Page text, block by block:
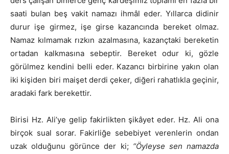
saati bulan beş vakit namazı ihmâl eder. Yıllarca didinir
durur işe girmez, işe girse kazancında bereket olmaz.
Namaz kılmamak rızkın azalmasına, kazançtaki bereketin
ortadan kalkmasına sebeptir. Bereket odur ki, gözle
görülmez kendini belli eder. Kazancı birbirine yakın olan
iki kişiden biri maişet derdi çeker, diğeri rahatlıkla geçinir,
aradaki fark berekettir.
Birisi Hz. Ali’ye gelip fakirlikten şikâyet eder. Hz. Ali ona
birçok sual sorar. Fakirliğe sebebiyet verenlerin ondan
uzak olduğunu görünce der ki; “Öyleyse sen namazda